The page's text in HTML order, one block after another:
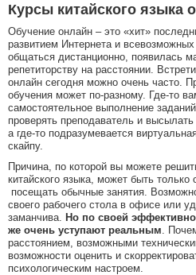
Курсы китайского языка
Обучение онлайн – это «хит»
развитием Интернета и
общаться дистанционно, появилась
репетиторству на расстоянии.
онлайн сегодня можно очень часто.
обучения может по-разному. Где-то
самостоятельное выполнение
проверять преподаватель и
а где-то подразумевается
скайпу.
Причина, по которой вы можете
китайского языка, может быть
посещать обычные занятия.
своего рабочего стола в офисе или
заманчива. Но по своей
же очень уступают реальным .
расстоянием, возможными
возможности оценить и
психологическим настроем.